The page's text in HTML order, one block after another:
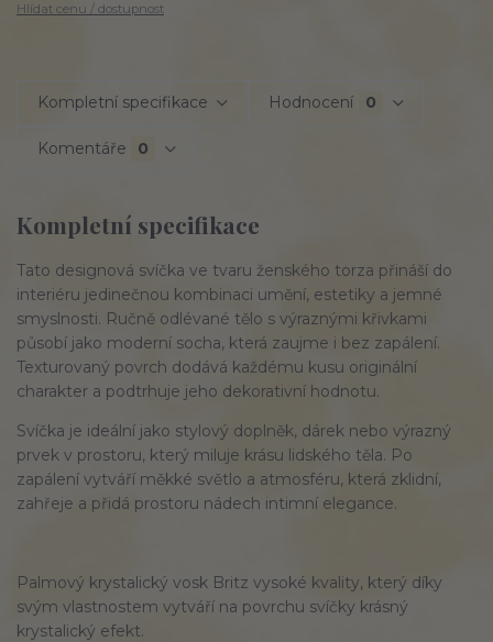
Hlídat cenu / dostupnost
Kompletní specifikace Hodnocení 0
Komentáře 0
Kompletní specifikace
Tato designová svíčka ve tvaru ženského torza přináší do
interiéru jedinečnou kombinaci umění, estetiky a jemné
smyslnosti. Ručně odlévané tělo s výraznými křivkami
působí jako moderní socha, která zaujme i bez zapálení.
Texturovaný povrch dodává každému kusu originální
charakter a podtrhuje jeho dekorativní hodnotu.
Svíčka je ideální jako stylový doplněk, dárek nebo výrazný
prvek v prostoru, který miluje krásu lidského těla. Po
zapálení vytváří měkké světlo a atmosféru, která zklidní,
zahřeje a přidá prostoru nádech intimní elegance.
Palmový krystalický vosk Britz vysoké kvality, který díky
svým vlastnostem vytváří na povrchu svíčky krásný
krystalický efekt.